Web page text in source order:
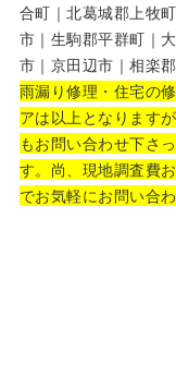
合町｜北葛城郡上牧
市｜生駒郡平群町｜
市｜京田辺市｜相楽
雨漏り修理・住宅の
アは以上となります
もお問い合わせ下さ
す。尚、現地調査費
でお気軽にお問い合